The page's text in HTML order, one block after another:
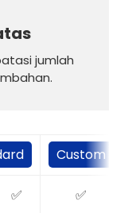
jumlah
Custom
✅
✅